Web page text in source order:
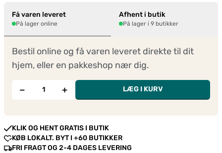
Få varen leveret
På lager online
Afhent i butik
På lager i 9 butikker
Bestil online og få varen leveret direkte til dit
hjem, eller en pakkeshop nær dig.
− + LÆG I KURV
KLIK OG HENT GRATIS I BUTIK
KØB LOKALT. BYT I +60 BUTIKKER
FRI FRAGT OG 2-4 DAGES LEVERING